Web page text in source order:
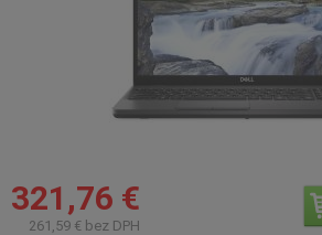
321,76 €
261,59 € bez DPH